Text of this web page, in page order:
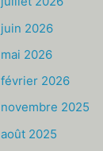
juin 2026
mai 2026
février 2026
novembre 2025
août 2025